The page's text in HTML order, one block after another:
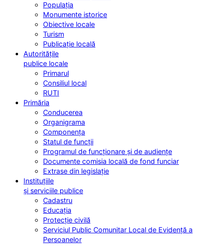
Populația
Monumente istorice
Obiective locale
Turism
Publicație locală
Autoritățile
publice locale
Primarul
Consiliul local
RUTI
Primăria
Conducerea
Organigrama
Componența
Statul de funcții
Programul de funcționare și de audiențe
Documente comisia locală de fond funciar
Extrase din legislație
Instituțiile
și serviciile publice
Cadastru
Educația
Protecție civilă
Serviciul Public Comunitar Local de Evidență a
Persoanelor